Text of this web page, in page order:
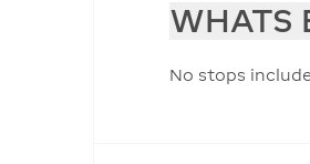
WHATS
No stops